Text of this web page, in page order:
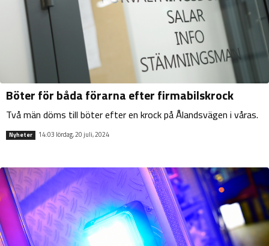
Böter för båda förarna efter firmabilskrock
Två män döms till böter efter en krock på Ålandsvägen i våras.
Nyheter 14:03 lördag, 20 juli, 2024